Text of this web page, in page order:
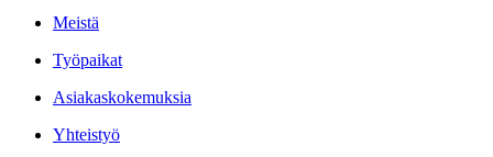
Meistä
Työpaikat
Asiakaskokemuksia
Yhteistyö